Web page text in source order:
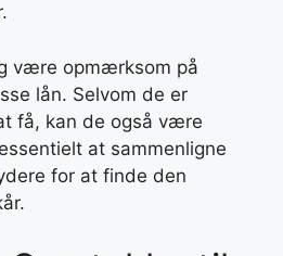
være opmærksom på
lån. Selvom de er
få, kan de også være
at sammenligne
for at finde den